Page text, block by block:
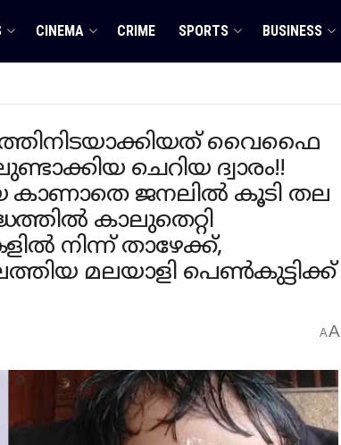
CINEMA CRIME SPORTS BUSINESS
വൈഫൈ
ചെറിയ ദ്വാരം!!
കാണാതെ ജനലിൽ കൂടി തല
കാലുതെറ്റി
നിന്ന് താഴേക്ക്,
മലയാളി പെൺകുട്ടിക്ക്
AA